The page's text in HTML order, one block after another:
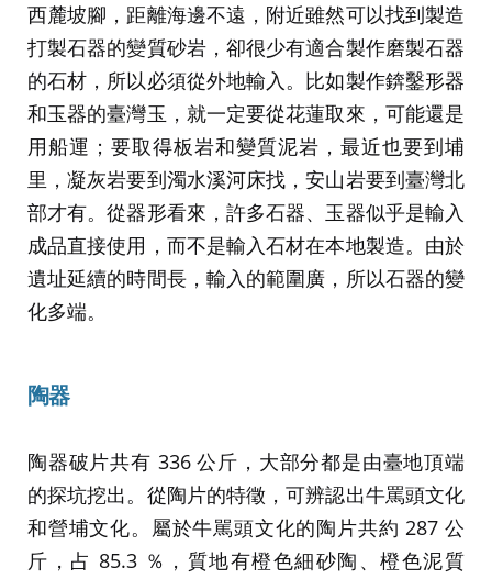
西麓坡腳，距離海邊不遠，附近雖然可以找到製造
打製石器的變質砂岩，卻很少有適合製作磨製石器
的石材，所以必須從外地輸入。比如製作錛鑿形器
和玉器的臺灣玉，就一定要從花蓮取來，可能還是
用船運；要取得板岩和變質泥岩，最近也要到埔
里，凝灰岩要到濁水溪河床找，安山岩要到臺灣北
部才有。從器形看來，許多石器、玉器似乎是輸入
成品直接使用，而不是輸入石材在本地製造。由於
遺址延續的時間長，輸入的範圍廣，所以石器的變
化多端。
陶器
陶器破片共有 336 公斤，大部分都是由臺地頂端
的探坑挖出。從陶片的特徵，可辨認出牛罵頭文化
和營埔文化。屬於牛駡頭文化的陶片共約 287 公
斤，占 85.3 ％，質地有橙色細砂陶、橙色泥質